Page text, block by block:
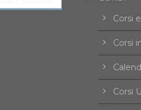
Corsi
Corsi
Corsi